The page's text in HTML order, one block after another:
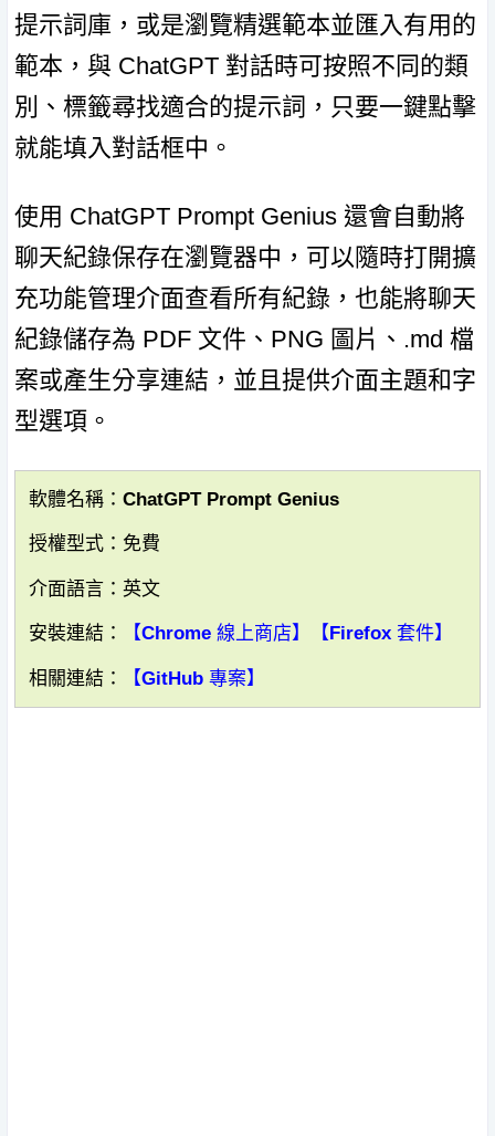
提示詞庫，或是瀏覽精選範本並匯入有用的
範本，與 ChatGPT 對話時可按照不同的類
別、標籤尋找適合的提示詞，只要一鍵點擊
就能填入對話框中。
使用 ChatGPT Prompt Genius 還會自動將
聊天紀錄保存在瀏覽器中，可以隨時打開擴
充功能管理介面查看所有紀錄，也能將聊天
紀錄儲存為 PDF 文件、PNG 圖片、.md 檔
案或產生分享連結，並且提供介面主題和字
型選項。
軟體名稱：ChatGPT Prompt Genius
授權型式：免費
介面語言：英文
安裝連結： 【Chrome 線上商店】 【Firefox 套件】
相關連結： 【GitHub 專案】